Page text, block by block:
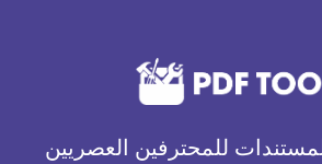
للمحترفين العصريين